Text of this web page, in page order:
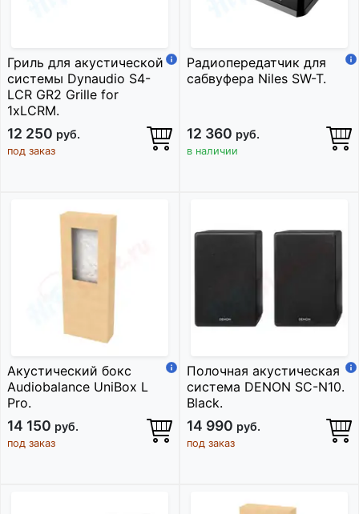
Гриль для акустической
системы Dynaudio S4-
LCR GR2 Grille for
1xLCRM.
12 250 руб.
под заказ
Радиопередатчик для
сабвуфера Niles SW-T.
12 360 руб.
в наличии
Акустический бокс
Audiobalance UniBox L
Pro.
14 150 руб.
под заказ
Полочная акустическая
система DENON SC-N10.
Black.
14 990 руб.
под заказ